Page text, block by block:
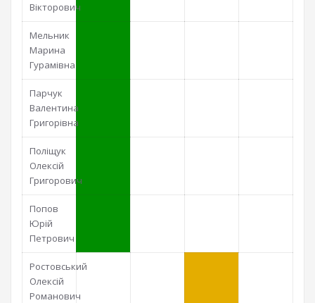
Вікторович
Мельник
Марина
Гурамівна
Парчук
Валентина
Григорівна
Поліщук
Олексій
Григорович
Попов
Юрій
Петрович
Ростовський
Олексій
Романович